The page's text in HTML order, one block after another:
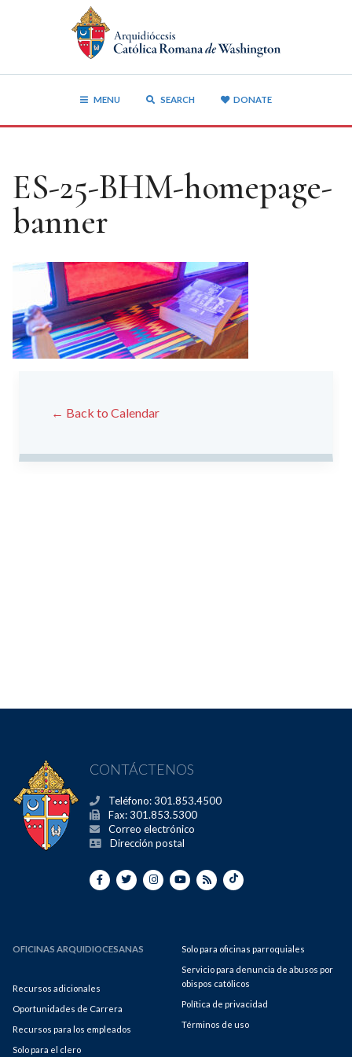
MENU SEARCH DONATE
ES-25-BHM-homepage-
banner
← Back to Calendar
CONTÁCTENOS
Teléfono: 301.853.4500
Fax: 301.853.5300
Correo electrónico
Dirección postal
OFICINAS ARQUIDIOCESANAS
Recursos adicionales
Oportunidades de Carrera
Recursos para los empleados
Solo para el clero
Solo para oficinas parroquiales
Servicio para denuncia de abusos por
obispos católicos
Política de privacidad
Términos de uso